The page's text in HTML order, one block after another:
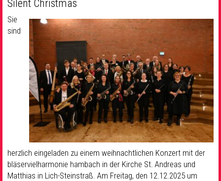
Musik & Kultur
Seelsorge & Kontakt
Silent Christmas
Sie
sind
herzlich eingeladen zu einem weihnachtlichen Konzert mit der
bläservielharmonie hambach in der Kirche St. Andreas und
Matthias in Lich-Steinstraß. Am Freitag, den 12.12.2025 um